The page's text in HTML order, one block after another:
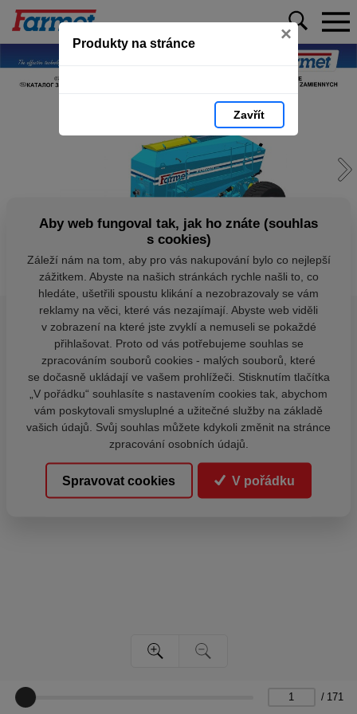
Produkty na stránce ×
Zavřít
/ 171
Aby web fungoval tak, jak ho znáte (souhlas
s cookies)
Záleží nám na tom, aby pro vás nakupování bylo co nejlepší
zážitkem. Abyste na našich stránkách rychle našli to, co
hledáte, ušetřili spoustu klikání a nezobrazovaly se vám
reklamy na věci, které vás nezajímají. Abyste web viděli
v zobrazení na které jste zvyklí a nemuseli se pokaždé
přihlašovat. Proto od vás potřebujeme souhlas se
zpracováním souborů cookies - malých souborů, které
se dočasně ukládají ve vašem prohlížeči. Stisknutím tlačítka
„V pořádku“ souhlasíte s nastavením cookies tak, abychom
vám poskytovali smysluplné a užitečné služby na základě
vašich údajů. Svůj souhlas můžete kdykoli změnit na stránce
zpracování osobních údajů.
Spravovat cookies V pořádku